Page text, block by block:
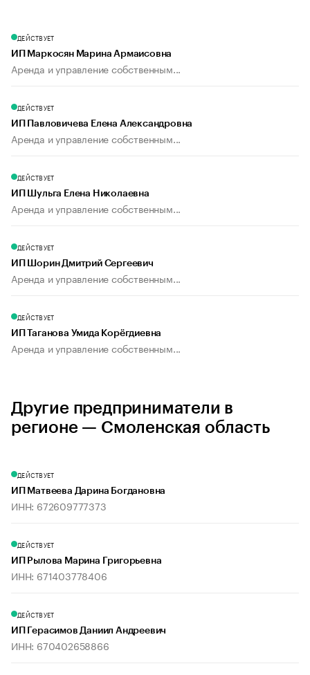
ДЕЙСТВУЕТ
ИП Маркосян Марина Армаисовна
Аренда и управление собственным...
ДЕЙСТВУЕТ
ИП Павловичева Елена Александровна
Аренда и управление собственным...
ДЕЙСТВУЕТ
ИП Шульга Елена Николаевна
Аренда и управление собственным...
ДЕЙСТВУЕТ
ИП Шорин Дмитрий Сергеевич
Аренда и управление собственным...
ДЕЙСТВУЕТ
ИП Таганова Умида Корёгдиевна
Аренда и управление собственным...
Другие предприниматели в
регионе — Смоленская область
ДЕЙСТВУЕТ
ИП Матвеева Дарина Богдановна
ИНН: 672609777373
ДЕЙСТВУЕТ
ИП Рылова Марина Григорьевна
ИНН: 671403778406
ДЕЙСТВУЕТ
ИП Герасимов Даниил Андреевич
ИНН: 670402658866